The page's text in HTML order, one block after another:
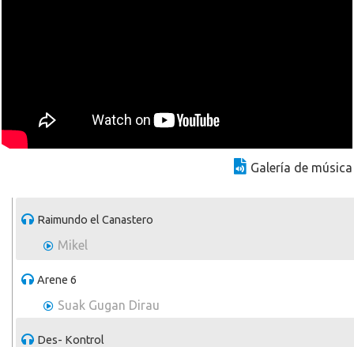
Galería de música
Raimundo el Canastero
Mikel
Arene 6
Suak Gugan Dirau
Des- Kontrol